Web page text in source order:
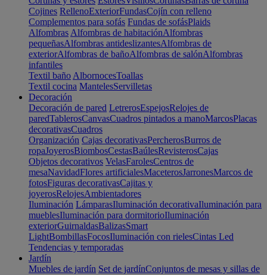
Cojines RellenoExteriorFundasCojín con relleno
Complementos para sofás Fundas de sofásPlaids
Alfombras Alfombras de habitaciónAlfombras
pequeñasAlfombras antideslizantesAlfombras de
exteriorAlfombras de bañoAlfombras de salónAlfombras
infantiles
Textil baño AlbornocesToallas
Textil cocina MantelesServilletas
Decoración
Decoración de pared LetrerosEspejosRelojes de
paredTablerosCanvasCuadros pintados a manoMarcosPlacas
decorativasCuadros
Organización Cajas decorativasPercherosBurros de
ropaJoyerosBiombosCestasBaúlesRevisterosCajas
Objetos decorativos VelasFarolesCentros de
mesaNavidadFlores artificialesMaceterosJarronesMarcos de
fotosFiguras decorativasCajitas y
joyerosRelojesAmbientadores
Iluminación LámparasIluminación decorativaIluminación para
mueblesIluminación para dormitorioIluminación
exteriorGuirnaldasBalizasSmart
LightBombillasFocosIluminación con rielesCintas Led
Tendencias y temporadas
Jardín
Muebles de jardín Set de jardínConjuntos de mesas y sillas de